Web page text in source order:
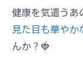
健康を気遣うあ
見た目も華やか
んか？🍓